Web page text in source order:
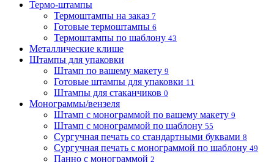
Термо-штампы
Термоштампы на заказ 7
Готовые термоштампы 6
Термоштампы по шаблону 43
Металлические клише
Штампы для упаковки
Штамп по вашему макету 9
Готовые штампы для упаковки 11
Штампы для стаканчиков 0
Монограммы/вензеля
Штамп с монограммой по вашему макету 9
Штамп с монограммой по шаблону 55
Сургучная печать со стандартными буквами 8
Сургучная печать с монограммой по шаблону 49
Панно с монограммой 2